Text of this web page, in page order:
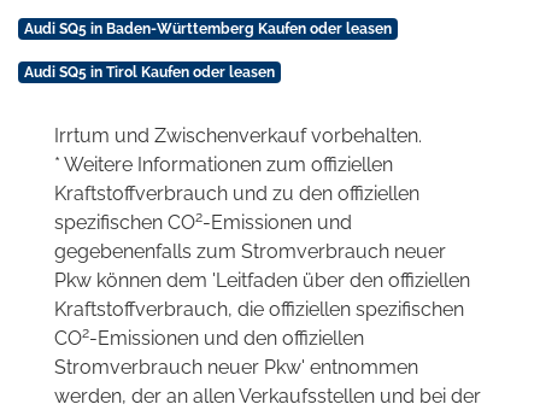
Audi SQ5 in Baden-Württemberg Kaufen oder leasen
Audi SQ5 in Tirol Kaufen oder leasen
Irrtum und Zwischenverkauf vorbehalten.
* Weitere Informationen zum offiziellen
Kraftstoffverbrauch und zu den offiziellen
spezifischen CO2-Emissionen und
gegebenenfalls zum Stromverbrauch neuer
Pkw können dem 'Leitfaden über den offiziellen
Kraftstoffverbrauch, die offiziellen spezifischen
CO2-Emissionen und den offiziellen
Stromverbrauch neuer Pkw' entnommen
werden, der an allen Verkaufsstellen und bei der